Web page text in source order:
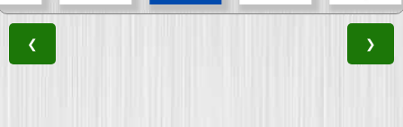
❮ ❯